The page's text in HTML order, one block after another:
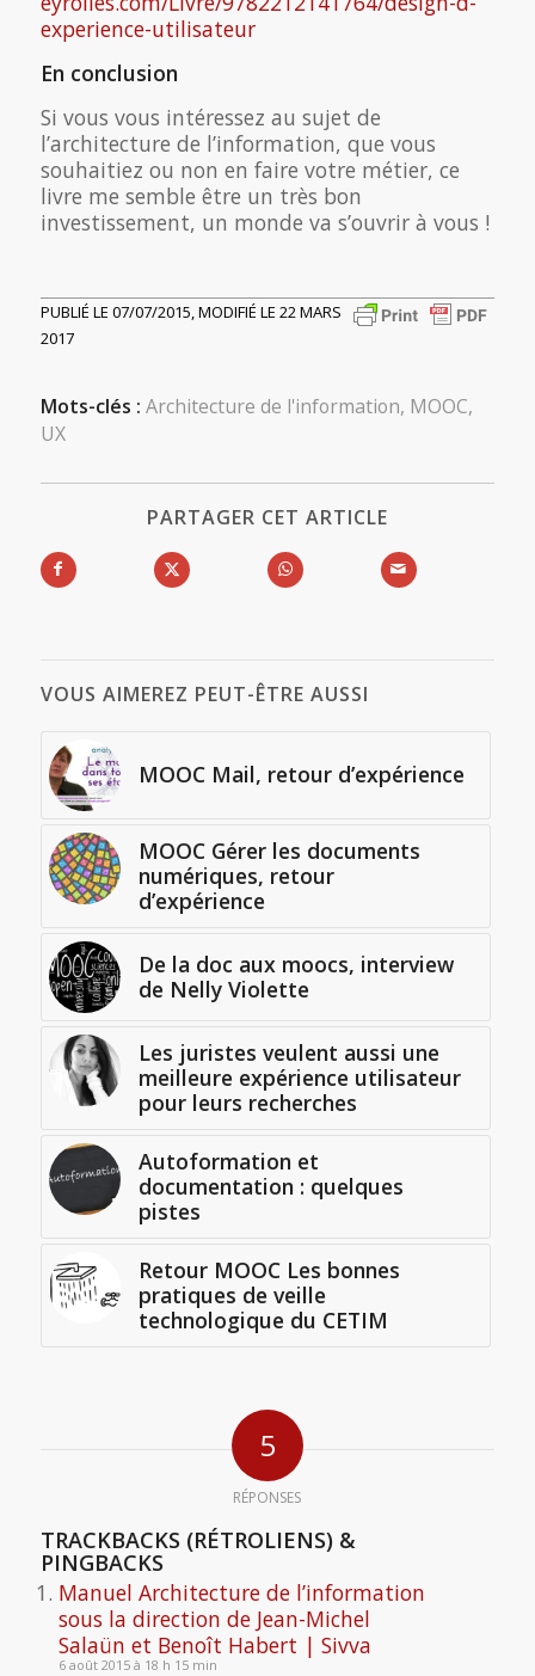
experience-utilisateur
En conclusion
Si vous vous intéressez au sujet de
l’architecture de l’information, que vous
souhaitiez ou non en faire votre métier, ce
livre me semble être un très bon
investissement, un monde va s’ouvrir à vous !
PUBLIÉ LE 07/07/2015, MODIFIÉ LE 22 MARS
2017
Mots-clés : Architecture de l'information, MOOC,
UX
PARTAGER CET ARTICLE
VOUS AIMEREZ PEUT-ÊTRE AUSSI
MOOC Mail, retour d’expérience
MOOC Gérer les documents
numériques, retour
d’expérience
De la doc aux moocs, interview
de Nelly Violette
Les juristes veulent aussi une
meilleure expérience utilisateur
pour leurs recherches
Autoformation et
documentation : quelques
pistes
Retour MOOC Les bonnes
pratiques de veille
technologique du CETIM
5
RÉPONSES
TRACKBACKS (RÉTROLIENS) &
PINGBACKS
Manuel Architecture de l’information
sous la direction de Jean-Michel
Salaün et Benoît Habert | Sivva
6 août 2015 à 18 h 15 min